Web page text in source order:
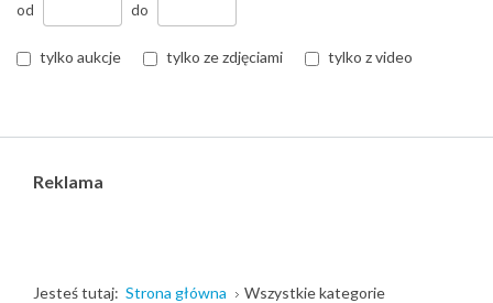
od do
tylko aukcje tylko ze zdjęciami tylko z video
Reklama
Jesteś tutaj: Strona główna Wszystkie kategorie